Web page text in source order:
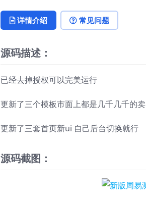
详情介绍 常见问题
源码描述：
已经去掉授权可以完美运行
更新了三个模板市面上都是几千几千的卖
更新了三套首页新ui 自己后台切换就行
源码截图：